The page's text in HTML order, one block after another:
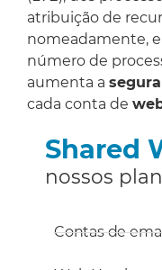
atribuição de
nomeadamente,
número de
aumenta a
cada conta de
Shared
nossos
Contas de